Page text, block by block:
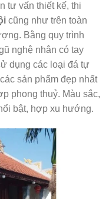
tư vấn thiết kế, thi
cũng như trên toàn
Bằng quy trình
nghệ nhân có tay
dụng các loại đá tự
sản phẩm đẹp nhất
phong thuỷ. Màu sắc,
bật, hợp xu hướng.